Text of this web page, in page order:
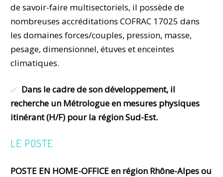
de savoir-faire multisectoriels, il possède de
nombreuses accréditations COFRAC 17025 dans
les domaines forces/couples, pression, masse,
pesage, dimensionnel, étuves et enceintes
climatiques.
Dans le cadre de son développement, il
recherche un Métrologue en mesures physiques
itinérant (H/F) pour la région Sud-Est.
LE POSTE
POSTE EN HOME-OFFICE en région Rhône-Alpes ou